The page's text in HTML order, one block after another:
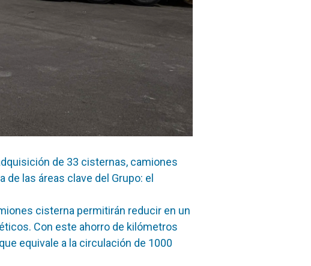
de 33 cisternas, camiones
las áreas clave del Grupo: el
cisterna permitirán reducir en un
Con este ahorro de kilómetros
equivale a la circulación de 1000